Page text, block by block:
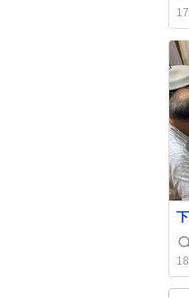
ている 個
信
数
が、 見事に85
返
信
数